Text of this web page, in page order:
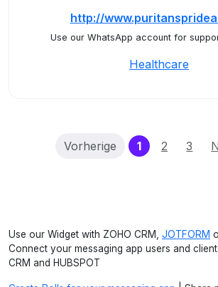
http://
Use our WhatsApp account for
Healthcare
Vorherige 1(current)
2 3
Use our Widget with ZOHO CRM, JOTFORM
Connect your messaging app users and
CRM and HUBSPOT